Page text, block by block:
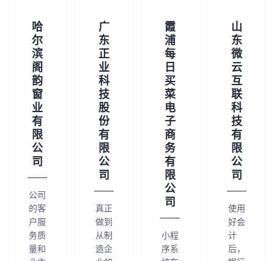
我
的
我
证
实
验
的
收
藏
我
的
技
持
我
的
建
议
哈
尔
滨
阁
韵
窗
业
有
限
公
司
公司
的客
户服
务质
量和
广
东
正
业
科
技
股
份
有
限
公
司
真正
做到
从制
造企
霞
浦
每
日
买
菜
电
子
商
务
有
限
公
司
小程
序系
山
东
微
云
互
联
科
技
有
限
公
司
使用
好会
计
后，